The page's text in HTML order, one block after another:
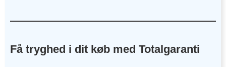
Få tryghed i dit køb med Totalgaranti